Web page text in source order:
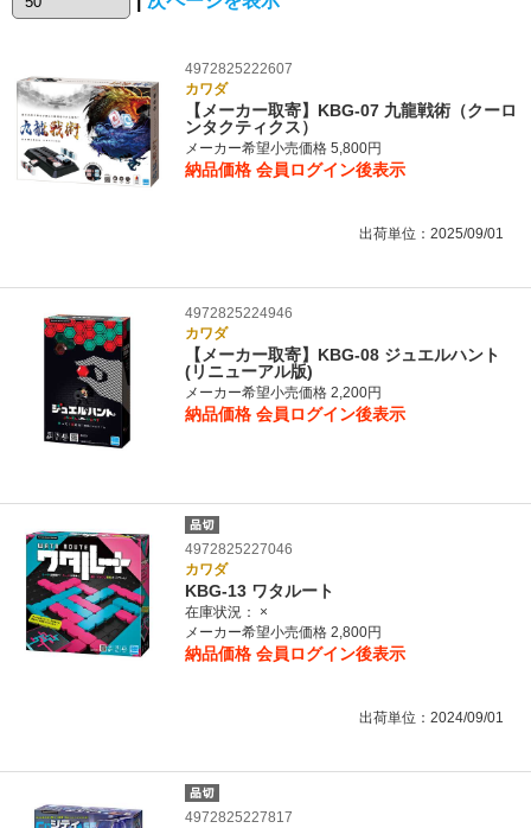
4972825222607
カワダ
【メーカー取寄】KBG-07 九龍戦術（クーロ
ンタクティクス）
メーカー希望小売価格 5,800円
納品価格 会員ログイン後表示
出荷単位：2025/09/01
4972825224946
カワダ
【メーカー取寄】KBG-08 ジュエルハント
(リニューアル版)
メーカー希望小売価格 2,200円
納品価格 会員ログイン後表示
4972825227046
カワダ
KBG-13 ワタルート
在庫状況：
×
メーカー希望小売価格 2,800円
納品価格 会員ログイン後表示
出荷単位：2024/09/01
4972825227817